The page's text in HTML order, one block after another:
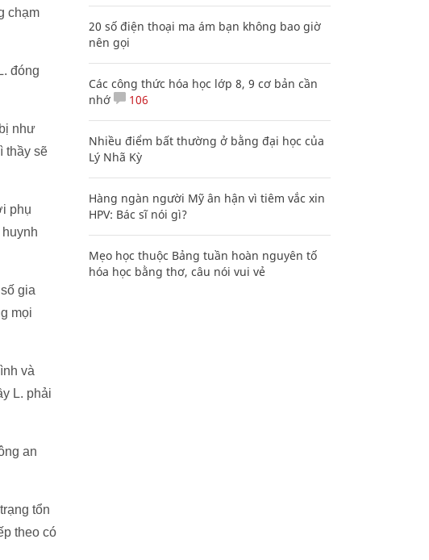
chạm
đóng
như
thầy sẽ
phụ
gia
mọi
và
L. phải
an
tổn
theo có
20 số điện thoại ma ám bạn không bao giờ
nên gọi
Các công thức hóa học lớp 8, 9 cơ bản cần
nhớ
106
Nhiều điểm bất thường ở bằng đại học của
Lý Nhã Kỳ
Hàng ngàn người Mỹ ân hận vì tiêm vắc xin
HPV: Bác sĩ nói gì?
Mẹo học thuộc Bảng tuần hoàn nguyên tố
hóa học bằng thơ, câu nói vui vẻ